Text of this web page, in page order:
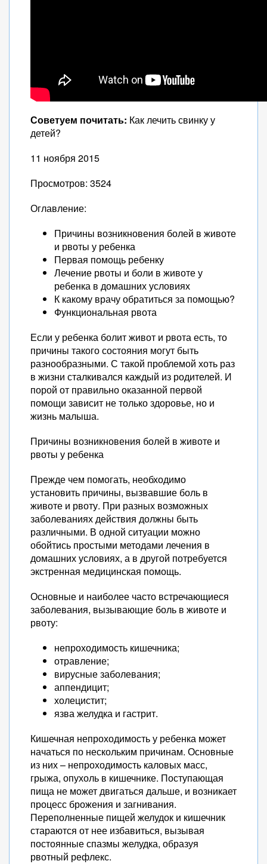
Советуем почитать: Как лечить свинку у
детей?
11 ноября 2015
Просмотров: 3524
Оглавление:
Причины возникновения болей в животе
и рвоты у ребенка
Первая помощь ребенку
Лечение рвоты и боли в животе у
ребенка в домашних условиях
К какому врачу обратиться за помощью?
Функциональная рвота
Если у ребенка болит живот и рвота есть, то
причины такого состояния могут быть
разнообразными. С такой проблемой хоть раз
в жизни сталкивался каждый из родителей. И
порой от правильно оказанной первой
помощи зависит не только здоровье, но и
жизнь малыша.
Причины возникновения болей в животе и
рвоты у ребенка
Прежде чем помогать, необходимо
установить причины, вызвавшие боль в
животе и рвоту. При разных возможных
заболеваниях действия должны быть
различными. В одной ситуации можно
обойтись простыми методами лечения в
домашних условиях, а в другой потребуется
экстренная медицинская помощь.
Основные и наиболее часто встречающиеся
заболевания, вызывающие боль в животе и
рвоту:
непроходимость кишечника;
отравление;
вирусные заболевания;
аппендицит;
холецистит;
язва желудка и гастрит.
Кишечная непроходимость у ребенка может
начаться по нескольким причинам. Основные
из них – непроходимость каловых масс,
грыжа, опухоль в кишечнике. Поступающая
пища не может двигаться дальше, и возникает
процесс брожения и загнивания.
Переполненные пищей желудок и кишечник
стараются от нее избавиться, вызывая
постоянные спазмы желудка, образуя
рвотный рефлекс.